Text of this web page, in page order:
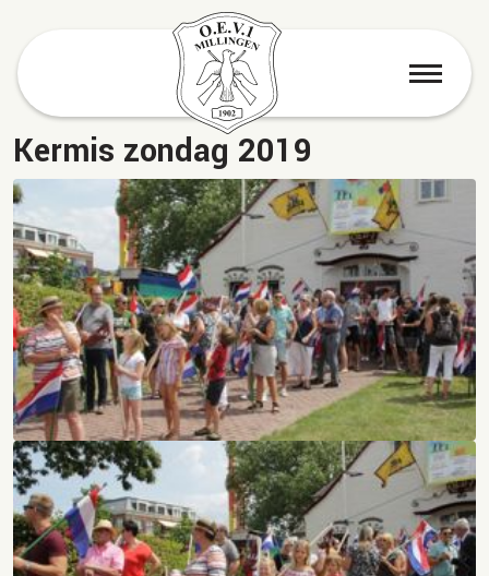
menu
Kermis zondag 2019